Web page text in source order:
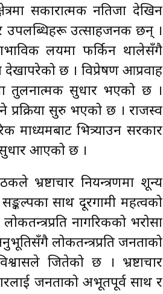
सकारात्मक नतिजा देखिन
उपलब्धिहरू उत्साहजनक छन् ।
लयमा फर्किन थालेसँगै
छ । विप्रेषण आप्रवाह
तुलनात्मक सुधार भएको छ ।
सुरु भएको छ । राजस्व
माध्यमबाट भित्र्याउन सरकार
सुधार आएको छ ।
भ्रष्टाचार नियन्त्रणमा शून्य
साथ दूरगामी महत्वको
नागरिकको भरोसा
लोकतन्त्रप्रति जनताको
जितेको छ । भ्रष्टाचार
जनताको अभूतपूर्व साथ र